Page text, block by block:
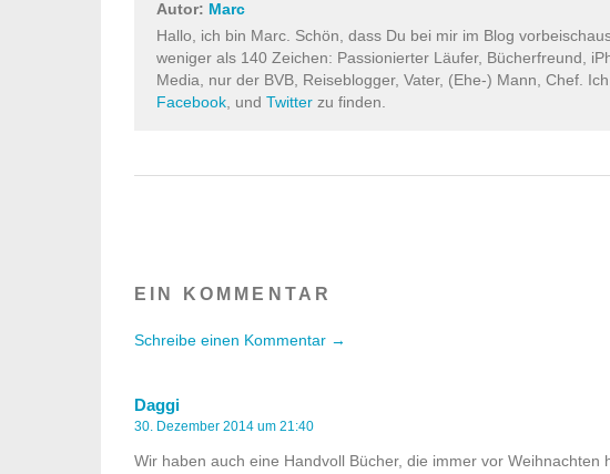
Autor: Marc
Hallo, ich bin Marc. Schön, dass Du bei mir im Blog
weniger als 140 Zeichen: Passionierter Läufer, Bücherfreund,
Media, nur der BVB, Reiseblogger, Vater, (Ehe-) Mann, Chef.
Facebook, und Twitter zu finden.
EIN KOMMENTAR
Schreibe einen Kommentar →
Daggi
30. Dezember 2014 um 21:40
Wir haben auch eine Handvoll Bücher, die immer vor Weihnachten